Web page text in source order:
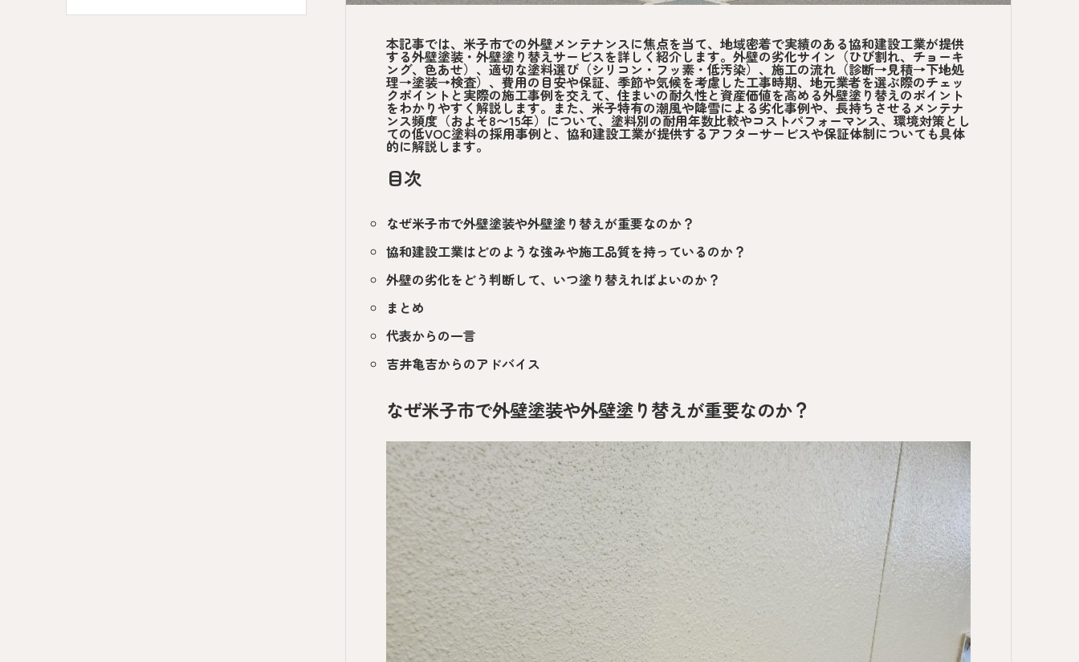
本記事では、米子市での外壁メンテナンスに焦点を当て、地域密着で実績のある協和建設工業が提供
する外壁塗装・外壁塗り替えサービスを詳しく紹介します。外壁の劣化サイン（ひび割れ、チョーキ
ング、色あせ）、適切な塗料選び（シリコン・フッ素・低汚染）、施工の流れ（診断→見積→下地処
理→塗装→検査）、費用の目安や保証、季節や気候を考慮した工事時期、地元業者を選ぶ際のチェッ
クポイントと実際の施工事例を交えて、住まいの耐久性と資産価値を高める外壁塗り替えのポイント
をわかりやすく解説します。また、米子特有の潮風や降雪による劣化事例や、長持ちさせるメンテナ
ンス頻度（およそ8〜15年）について、塗料別の耐用年数比較やコストパフォーマンス、環境対策とし
ての低VOC塗料の採用事例と、協和建設工業が提供するアフターサービスや保証体制についても具体
的に解説します。
目次
なぜ米子市で外壁塗装や外壁塗り替えが重要なのか？
協和建設工業はどのような強みや施工品質を持っているのか？
外壁の劣化をどう判断して、いつ塗り替えればよいのか？
まとめ
代表からの一言
吉井亀吉からのアドバイス
なぜ米子市で外壁塗装や外壁塗り替えが重要なのか？